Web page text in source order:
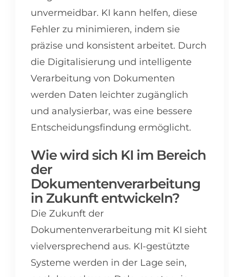
unvermeidbar. KI kann helfen, diese
Fehler zu minimieren, indem sie
präzise und konsistent arbeitet. Durch
die Digitalisierung und intelligente
Verarbeitung von Dokumenten
werden Daten leichter zugänglich
und analysierbar, was eine bessere
Entscheidungsfindung ermöglicht.
Wie wird sich KI im Bereich
der
Dokumentenverarbeitung
in Zukunft entwickeln?
Die Zukunft der
Dokumentenverarbeitung mit KI sieht
vielversprechend aus. KI-gestützte
Systeme werden in der Lage sein,